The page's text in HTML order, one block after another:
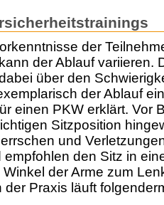
der
der Ablauf variieren.
über den
der Ablauf
einen PKW erklärt. Vor
Sitzposition
und
den Sitz in
der Arme zum
der Praxis läuft